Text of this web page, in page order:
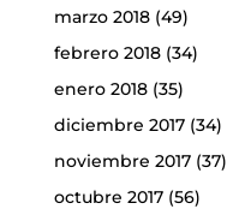
marzo 2018(49)
febrero 2018(34)
enero 2018(35)
diciembre 2017(34)
noviembre 2017(37)
octubre 2017(56)